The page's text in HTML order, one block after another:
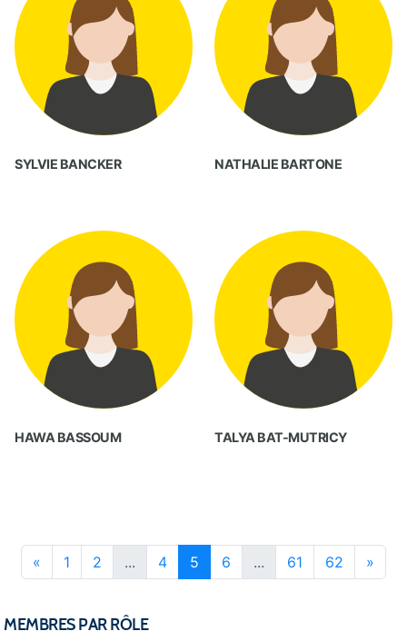
SYLVIE BANCKER NATHALIE BARTONE
HAWA BASSOUM TALYA BAT-MUTRICY
« 1 2 ... 4 5 6 ... 61 62 »
MEMBRES PAR RÔLE